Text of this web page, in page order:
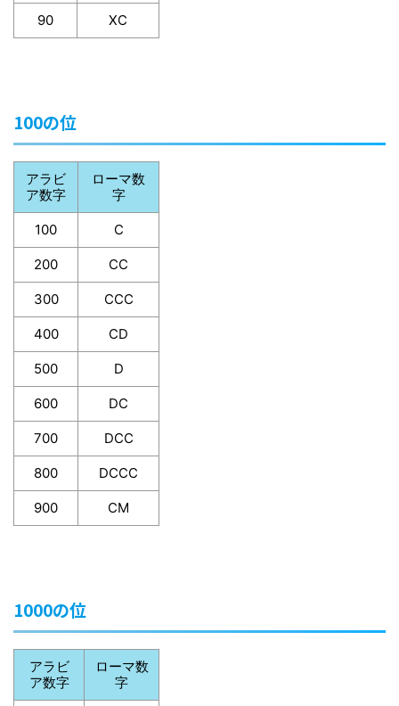
90 XC
100の位
アラビ
ア数字
ローマ数
字
100 C
200 CC
300 CCC
400 CD
500 D
600 DC
700 DCC
800 DCCC
900 CM
1000の位
アラビ
ア数字
ローマ数
字